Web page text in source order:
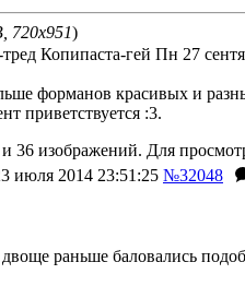
720x951)
Копипаста-гей Пн 27
форманов красивых и
приветствуется :3.
36 изображений. Для
июля 2014 23:51:25 №32048
раньше баловались